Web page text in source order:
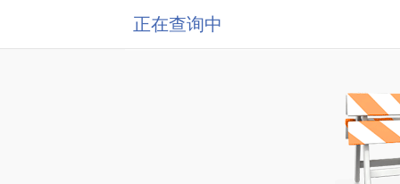
正在查询中